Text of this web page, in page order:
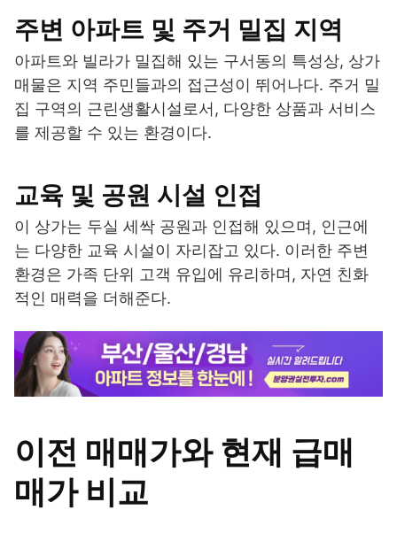
주변 아파트 및 주거 밀집 지역
아파트와 빌라가 밀집해 있는 구서동의 특성상, 상가
매물은 지역 주민들과의 접근성이 뛰어나다. 주거 밀
집 구역의 근린생활시설로서, 다양한 상품과 서비스
를 제공할 수 있는 환경이다.
교육 및 공원 시설 인접
이 상가는 두실 세싹 공원과 인접해 있으며, 인근에
는 다양한 교육 시설이 자리잡고 있다. 이러한 주변
환경은 가족 단위 고객 유입에 유리하며, 자연 친화
적인 매력을 더해준다.
이전 매매가와 현재 급매
매가 비교